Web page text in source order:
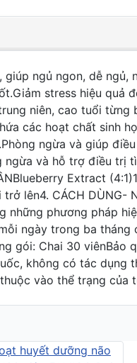
ngủ ngon, dễ
stress hiệu
niên, cao tuổi
các hoạt chất
ngừa và giúp
và hỗ trợ điều
Extract
lên4. CÁCH
phương pháp
ngày trong ba
gói: Chai 30
không có tác
vào thể trạng của